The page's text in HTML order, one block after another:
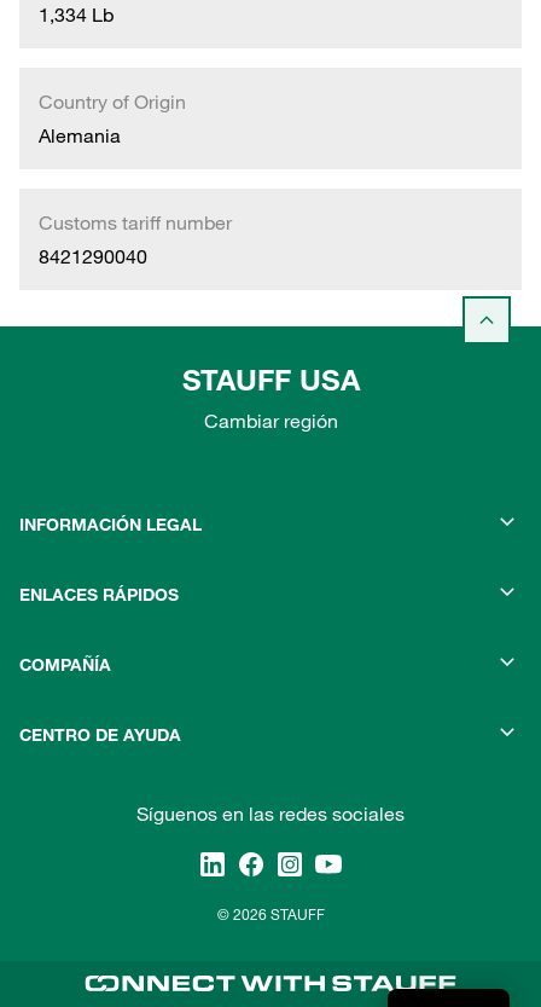
1,334 Lb
Country of Origin
Alemania
Customs tariff number
8421290040
STAUFF USA
Cambiar región
INFORMACIÓN LEGAL
ENLACES RÁPIDOS
COMPAÑÍA
CENTRO DE AYUDA
Síguenos en las redes sociales
© 2026 STAUFF